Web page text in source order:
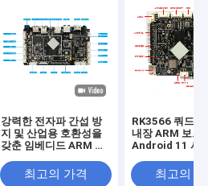
강력한 전자파 간섭 방
지 및 산업용 호환성을
갖춘 임베디드 ARM 보
최고의 가격
RK3566 쿼드
내장 ARM 보드
Android 11 시
인 성능 산업 제
합
최고의